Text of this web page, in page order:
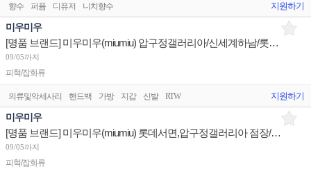
향수 퍼퓸 디퓨저 니치향수 지원하기
미우미우
[명품 브랜드] 미우미우(miumiu) 압구정갤러리아/신세계하남/롯데본점 판매사원 채용
09/05까지
피혁/잡화류
의류및악세사리 핸드백 가방 지갑 신발 RTW 지원하기
미우미우
[명품 브랜드] 미우미우(miumiu) 롯데서면,압구정갤러리아 점장/광교갤러리아 판매사원 채용
09/05까지
피혁/잡화류